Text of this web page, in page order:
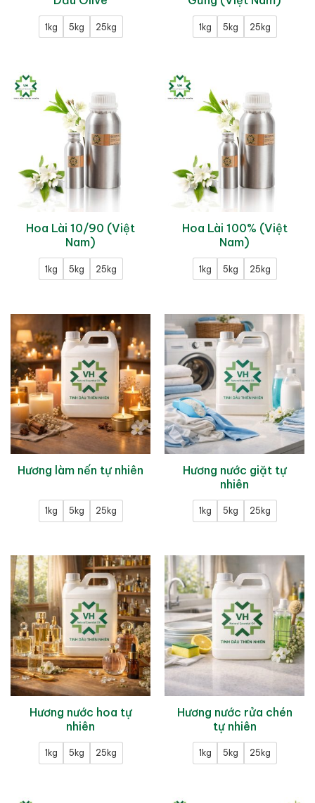
1kg 5kg 25kg 1kg 5kg 25kg
Hoa Lài 10/90 (Việt
Nam)
1kg 5kg 25kg
Hoa Lài 100% (Việt
Nam)
1kg 5kg 25kg
Hương làm nến tự nhiên
1kg 5kg 25kg
Hương nước giặt tự
nhiên
1kg 5kg 25kg
Hương nước hoa tự
nhiên
1kg 5kg 25kg
Hương nước rửa chén
tự nhiên
1kg 5kg 25kg